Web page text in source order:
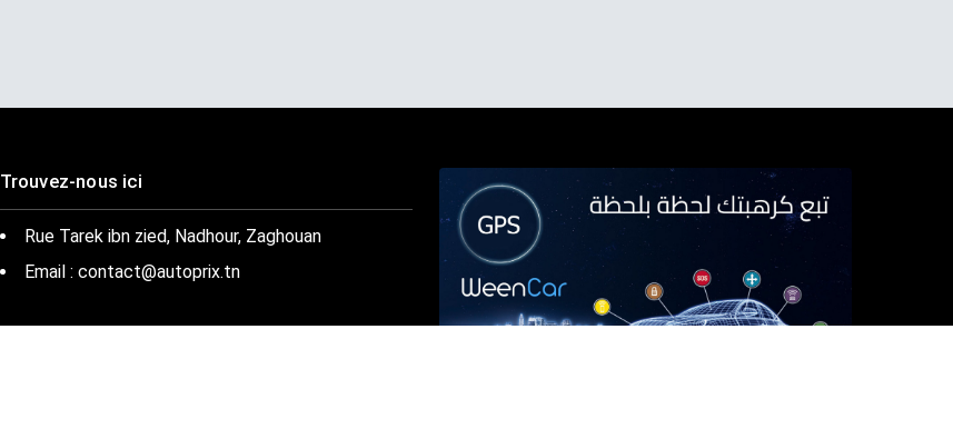
Trouvez-nous ici
Rue Tarek ibn zied, Nadhour, Zaghouan
Email : contact@autoprix.tn